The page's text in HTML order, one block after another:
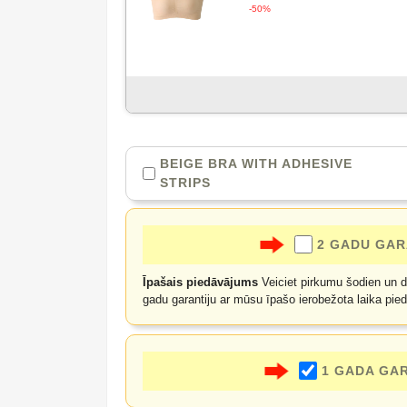
-50%
BEIGE BRA WITH ADHESIVE
STRIPS
2 GADU
Īpašais piedāvājums Veiciet pirkumu šodien un
gadu garantiju ar mūsu īpašo ierobežota laika
1 GADA